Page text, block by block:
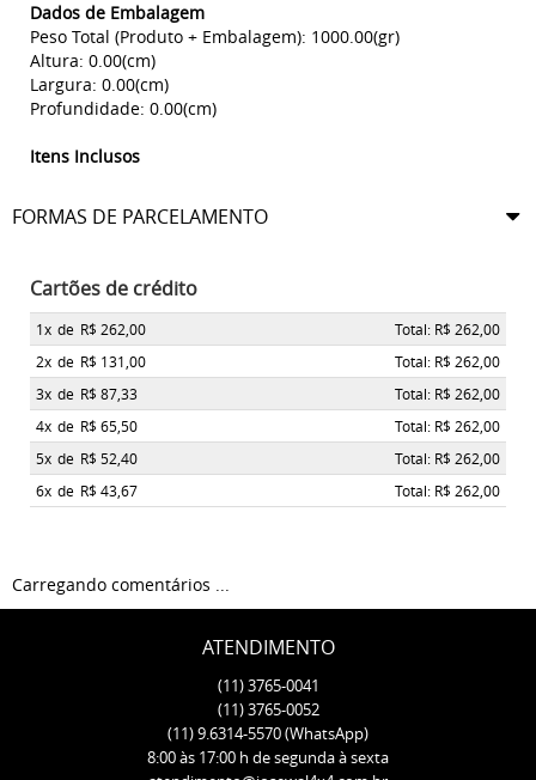
Dados de Embalagem
Peso Total (Produto + Embalagem): 1000.00(gr)
Altura: 0.00(cm)
Largura: 0.00(cm)
Profundidade: 0.00(cm)
Itens Inclusos
FORMAS DE PARCELAMENTO
Cartões de crédito
1x de R$ 262,00
Total: R$ 262,00
2x de R$ 131,00
Total: R$ 262,00
3x de R$ 87,33
Total: R$ 262,00
4x de R$ 65,50
Total: R$ 262,00
5x de R$ 52,40
Total: R$ 262,00
6x de R$ 43,67 Total: R$ 262,00
Carregando comentários ...
ATENDIMENTO
(11)3765-0041
(11)3765-0052
(11)9.6314-5570(WhatsApp)
8:00 às 17:00 h de segunda à sexta